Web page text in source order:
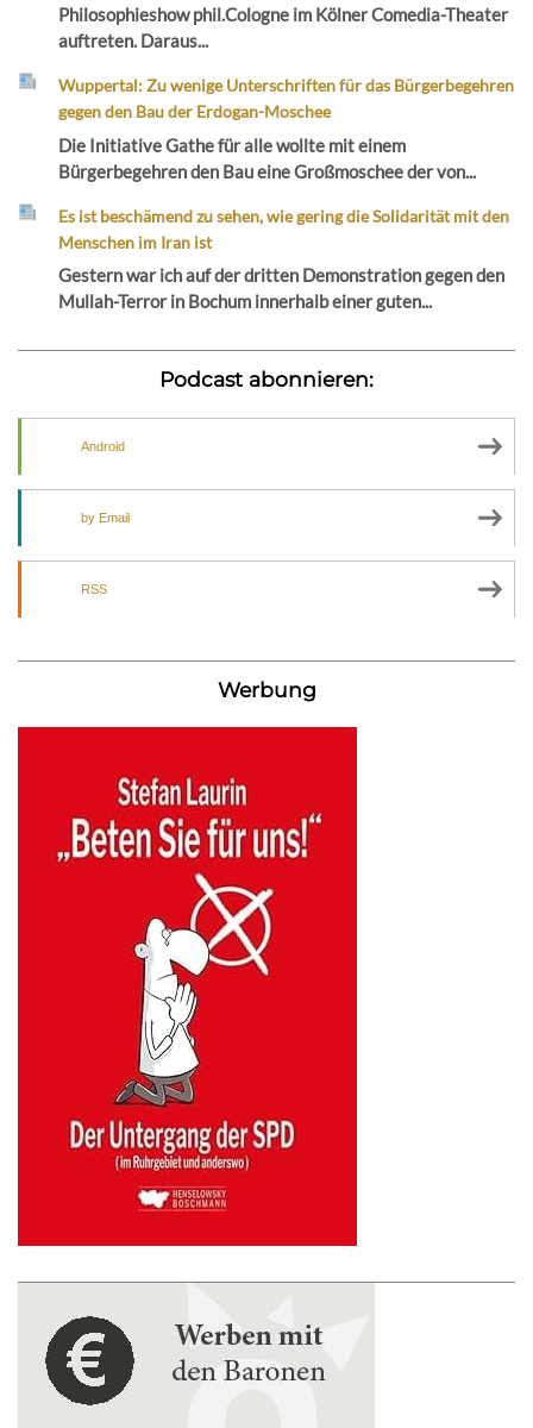
Philosophieshow phil.Cologne im Kölner Comedia-Theater
auftreten. Daraus...
Wuppertal: Zu wenige Unterschriften für das Bürgerbegehren
gegen den Bau der Erdogan-Moschee
Die Initiative Gathe für alle wollte mit einem
Bürgerbegehren den Bau eine Großmoschee der von...
Es ist beschämend zu sehen, wie gering die Solidarität mit den
Menschen im Iran ist
Gestern war ich auf der dritten Demonstration gegen den
Mullah-Terror in Bochum innerhalb einer guten...
Podcast abonnieren:
Android
by Email
RSS
Werbung